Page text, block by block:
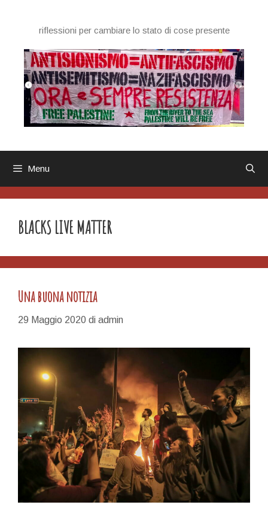
contenutoriflessioni per cambiare lo stato di cose presente
Menu
BLACKS LIVE MATTER
Una buona notizia
29 Maggio 2020 di admin